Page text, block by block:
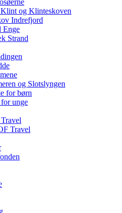
og Klinteskoven
Indrefjord
Enge
Strand
og Slotslyngen
for børn
unge
Travel